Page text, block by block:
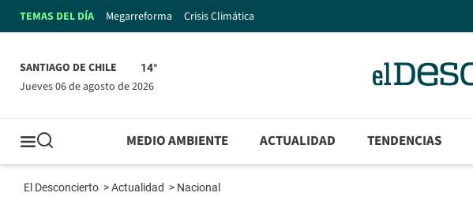
TEMAS DEL DÍA Megarreforma Crisis Climática
SANTIAGO DE CHILE 14°
jueves 06 de agosto de 2026
MEDIO AMBIENTE ACTUALIDAD TENDENCIAS
El Desconcierto >Actualidad > Nacional